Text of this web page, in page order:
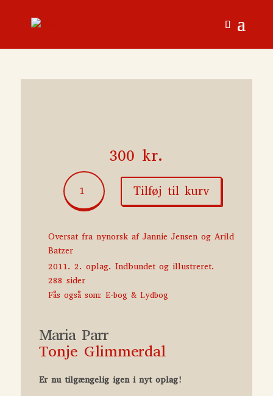
300 kr.
Tonje
Glimmerdal
antal
Tilføj til kurv
Oversat fra nynorsk af Jannie Jensen og Arild
Batzer
2011. 2. oplag. Indbundet og illustreret.
288 sider
Fås også som: E-bog & Lydbog
Maria Parr
Tonje Glimmerdal
Er nu tilgængelig igen i nyt oplag!